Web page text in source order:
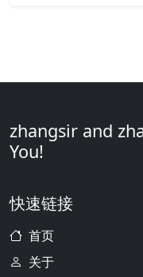
zhangsir and
You!
快速链接
首页
关于